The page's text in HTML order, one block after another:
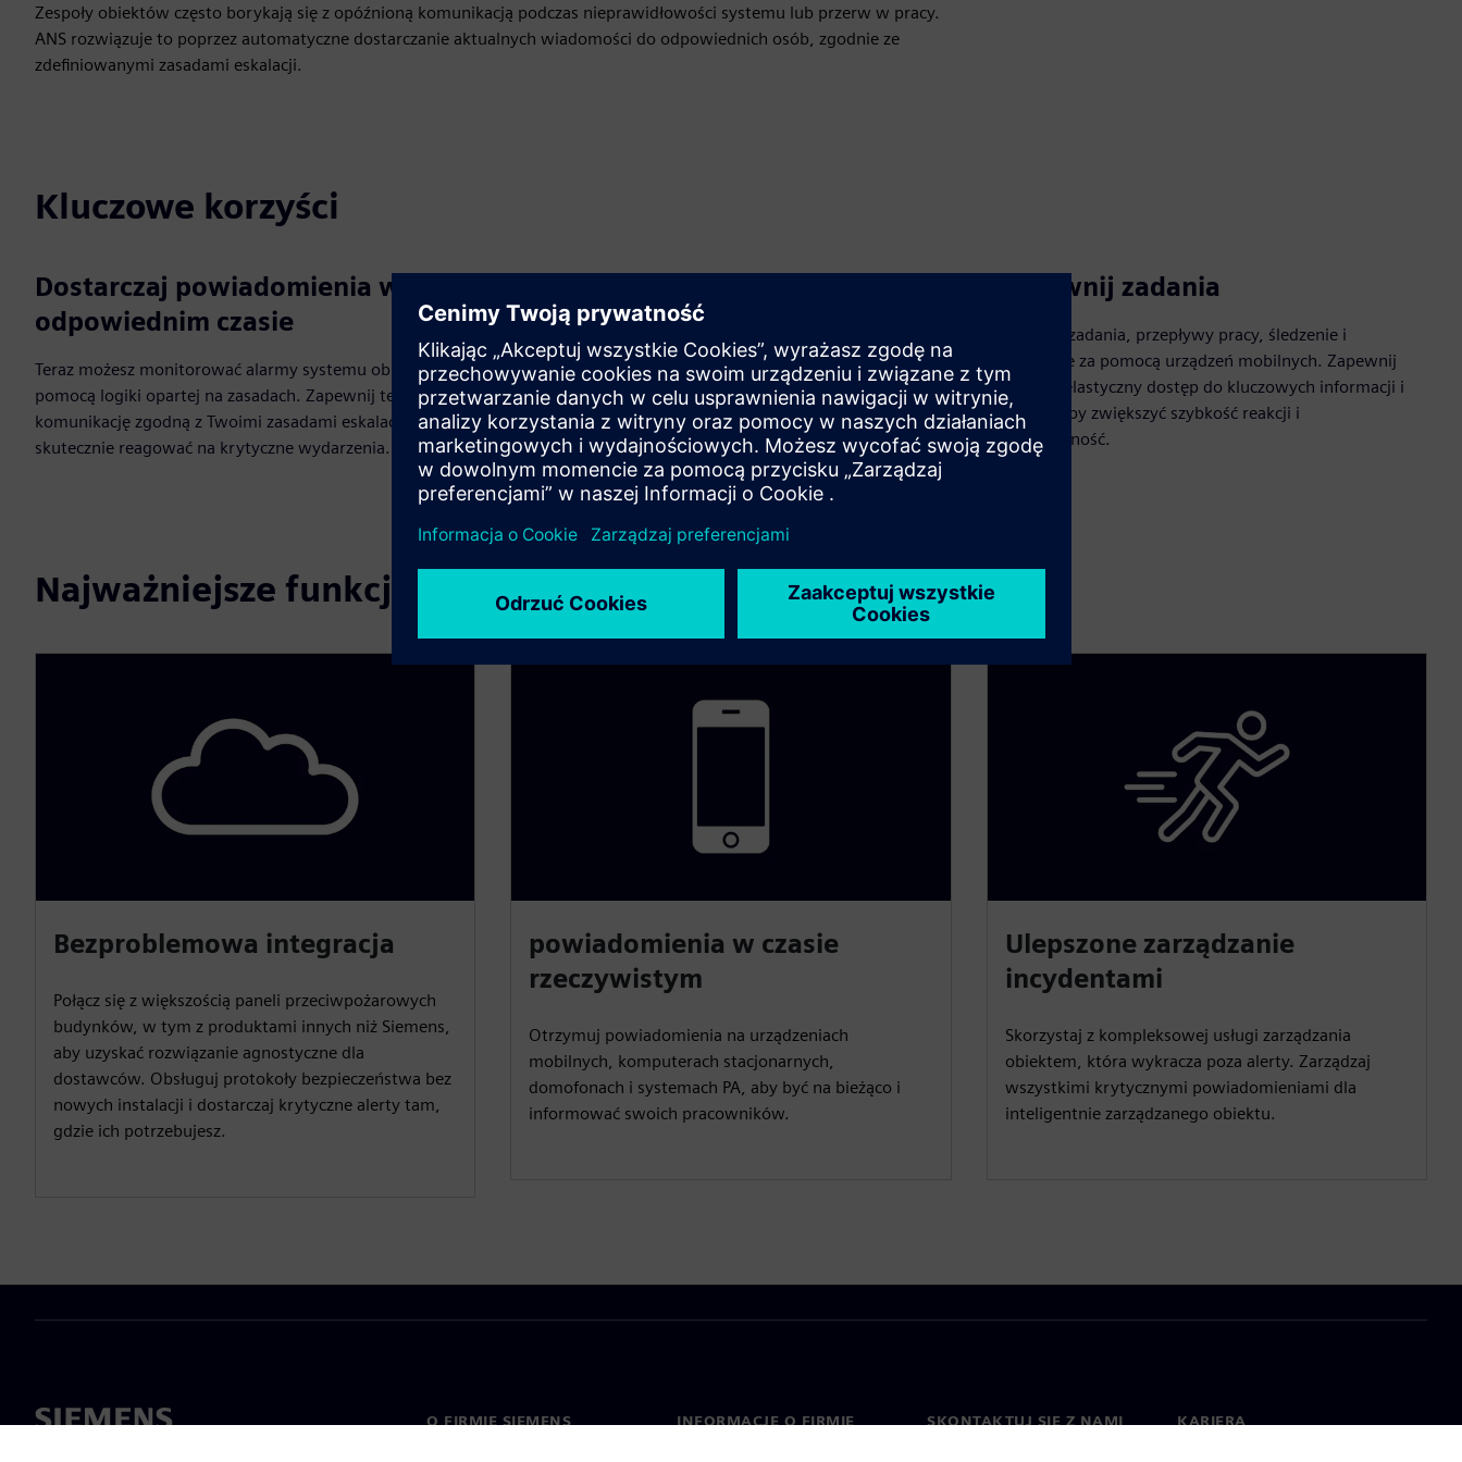
Zespoły obiektów często borykają się z opóźnioną komunikacją podczas nieprawidłowości systemu lub przerw w pracy.
ANS rozwiązuje to poprzez automatyczne dostarczanie aktualnych wiadomości do odpowiednich osób, zgodnie ze
zdefiniowanymi zasadami eskalacji.
Kluczowe korzyści
Dostarczaj powiadomienia w
odpowiednim czasie
Teraz możesz monitorować alarmy systemu obiektu za
pomocą logiki opartej na zasadach. Zapewnij terminową
komunikację zgodną z Twoimi zasadami eskalacji, aby
skutecznie reagować na krytyczne wydarzenia.
kryzysowego
Usprawnij zarządzanie kryzysowe dzięki automatycznym
reagowaniu, umożliwiając ochronę ludzi i zasobów za
pomocą wydajnych protokołów.
Usprawnij zadania
Usprawnij zadania, przepływy pracy, śledzenie i
zarządzanie za pomocą urządzeń mobilnych. Zapewnij
zespołom elastyczny dostęp do kluczowych informacji i
narzędzi, aby zwiększyć szybkość reakcji i
produktywność.
Najważniejsze funkcje
Bezproblemowa integracja
Połącz się z większością paneli przeciwpożarowych
budynków, w tym z produktami innych niż Siemens,
aby uzyskać rozwiązanie agnostyczne dla
dostawców. Obsługuj protokoły bezpieczeństwa bez
nowych instalacji i dostarczaj krytyczne alerty tam,
gdzie ich potrzebujesz.
powiadomienia w czasie
rzeczywistym
Otrzymuj powiadomienia na urządzeniach
mobilnych, komputerach stacjonarnych,
domofonach i systemach PA, aby być na bieżąco i
informować swoich pracowników.
Ulepszone zarządzanie
incydentami
Skorzystaj z kompleksowej usługi zarządzania
obiektem, która wykracza poza alerty. Zarządzaj
wszystkimi krytycznymi powiadomieniami dla
inteligentnie zarządzanego obiektu.
O FIRMIE SIEMENS INFORMACJE O FIRMIE SKONTAKTUJ SIĘ Z NAMI KARIERA